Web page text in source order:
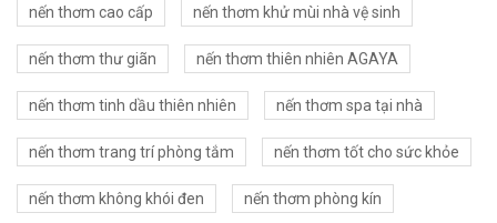
nến thơm cao cấp nến thơm khử mùi nhà vệ sinh
nến thơm thư giãn nến thơm thiên nhiên AGAYA
nến thơm tinh dầu thiên nhiên nến thơm spa tại nhà
nến thơm trang trí phòng tắm nến thơm tốt cho sức khỏe
nến thơm không khói đen nến thơm phòng kín